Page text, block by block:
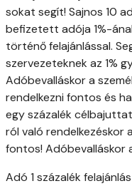
sokat segít! Sajnos 10
befizetett adója 1%-
történő felajánlással.
szervezeteknek az 1%
Adóbevalláskor a
rendelkezni fontos és
egy százalék
ról való rendelkezéskor
fontos! Adóbevalláskor
Adó 1 százalék